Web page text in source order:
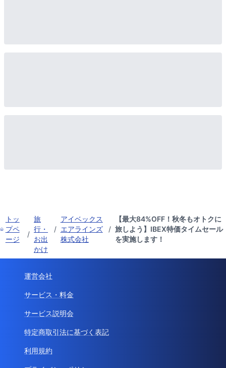
トッ
プペ
ージ
/
旅
行・
お出
かけ
/
アイベックス
エアラインズ
株式会社
/
【最大84%OFF！秋冬もオトクに
旅しよう】IBEX特価タイムセール
を実施します！
運営会社
サービス・料金
サービス説明会
特定商取引法に基づく表記
利用規約